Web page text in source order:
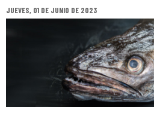
JUEVES, 01 DE JUNIO DE 2023